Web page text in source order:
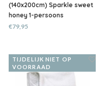
(140x200cm) Sparkle sweet
honey 1-persoons
€79,95
TIJDELIJK NIET OP
VOORRAAD